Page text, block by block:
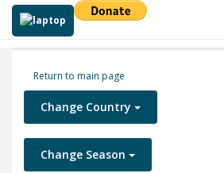
Return to main page
Change Country
Change Season